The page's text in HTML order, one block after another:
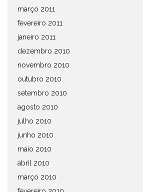
março 2011
fevereiro 2011
janeiro 2011
dezembro 2010
novembro 2010
outubro 2010
setembro 2010
agosto 2010
julho 2010
junho 2010
maio 2010
abril 2010
março 2010